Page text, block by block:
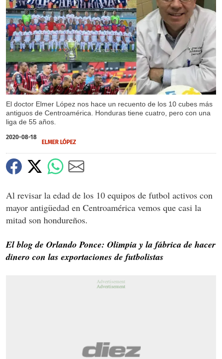
El doctor Elmer López nos hace un recuento de los 10 cubes más
antiguos de Centroamérica. Honduras tiene cuatro, pero con una
liga de 55 años.
X
X
X
X
X
2020-08-18
ELMER LÓPEZ
Al revisar la edad de los 10 equipos de futbol activos con
mayor antigüedad en Centroamérica vemos que casi la
mitad son hondureños.
El blog de Orlando Ponce: Olimpia y la fábrica de hacer
dinero con las exportaciones de futbolistas